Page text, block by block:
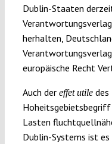
Dublin-Staaten
herhalten,
europäische Recht
Auch der effet utiledes
Hoheitsgebietsbegriff
Lasten
Dublin-Systems ist